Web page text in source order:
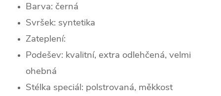
Barva: černá
Svršek: syntetika
Zateplení:
Podešev: kvalitní, extra odlehčená, velmi
ohebná
Stélka speciál: polstrovaná, měkkost